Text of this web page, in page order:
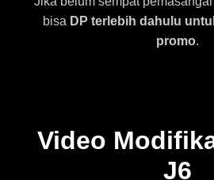
bisa DP terlebih dahulu
promo.
Video
J6